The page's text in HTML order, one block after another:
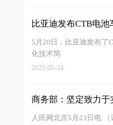
比亚迪发布CTB电
5月20日，比亚迪发布了
化技术简
2022-05-24
商务部：坚定致力
人民网北京5月23日电